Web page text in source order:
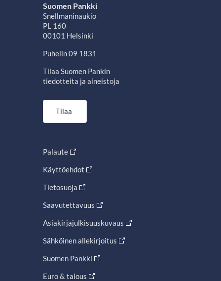
Suomen Pankki
Snellmaninaukio
PL 160
00101 Helsinki
Puhelin 09 1831
Tilaa Suomen Pankin
tiedotteita ja aineistoja
Tilaa
Palaute
Käyttöehdot
Tietosuoja
Saavutettavuus
Asiakirjajulkisuuskuvaus
Sähköinen allekirjoitus
Suomen Pankki
Euro & talous